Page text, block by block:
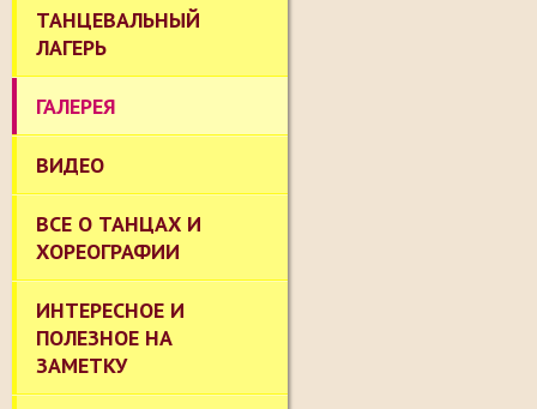
ТАНЦЕВАЛЬНЫЙ
ЛАГЕРЬ
ГАЛЕРЕЯ
ВИДЕО
ВСЕ О ТАНЦАХ И
ХОРЕОГРАФИИ
ИНТЕРЕСНОЕ И
ПОЛЕЗНОЕ НА
ЗАМЕТКУ